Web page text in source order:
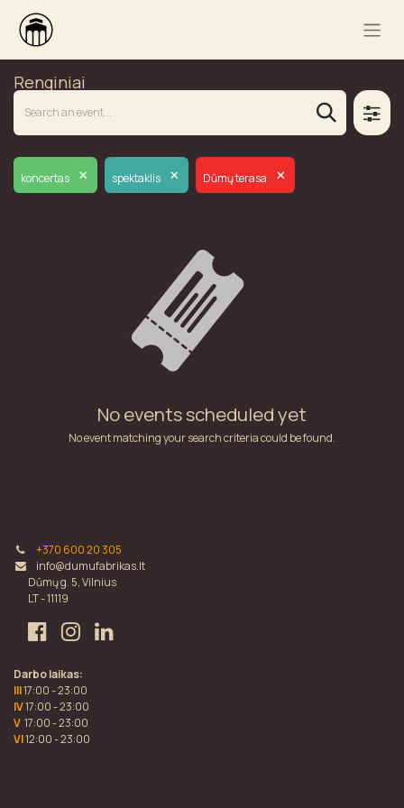
Renginiai
koncertas × spektaklis × Dūmų terasa ×
No events scheduled yet
No event matching your search criteria could be found.
+370 600 20 305
info@dumufabrikas.lt
Dūmų g. 5, Vilnius
LT - 11119
Darbo laikas:
III17:00 - 23:00
IV17:00 - 23:00
V 17:00 - 23:00
VI12:00 - 23:00